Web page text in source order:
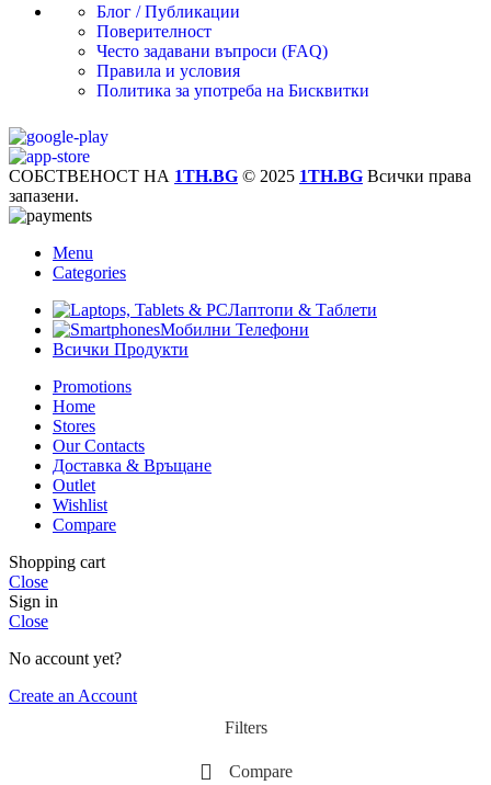
Блог / Публикации
Поверителност
Често задавани въпроси (FAQ)
Правила и условия
Политика за употреба на Бисквитки
СОБСТВЕНОСТ НА 1TH.BG © 2025 1TH.BG Всички права
запазени.
Menu
Categories
Лаптопи & Таблети
Мобилни Телефони
Всички Продукти
Promotions
Home
Stores
Our Contacts
Доставка & Връщане
Outlet
Wishlist
Compare
Shopping cart
Close
Sign in
Close
No account yet?
Create an Account
Filters
Compare